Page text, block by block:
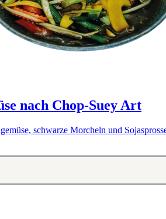
nach Chop-Suey Art
schwarze Morcheln und